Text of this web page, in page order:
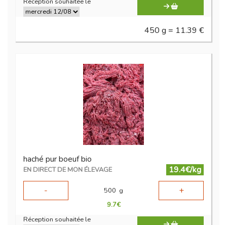
450 g = 11.39 €
haché pur boeuf bio
EN DIRECT DE MON ÉLEVAGE
19.4€/kg
-
500 g +
9.7€
Réception souhaitée le